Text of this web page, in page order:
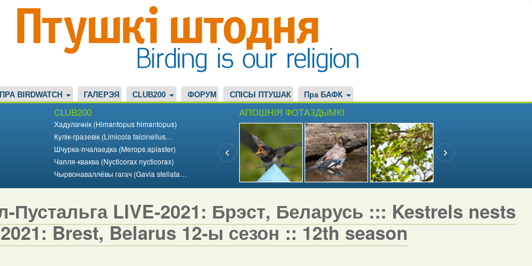
ПРА BIRDWATCH ГАЛЕРЭЯ CLUB200 ФОРУМ СПІСЫ ПТУШАК Пра БАФК
CLUB200
Хадулачнік (Himantopus himantopus)
Кулік-гразевік (Limicola falcinellus…
Шчурка-пчалаедка (Merops apiaster)
Чапля-кваква (Nycticorax nycticorax)
Чырвонаваллёвы гагач (Gavia stellata…
АПОШНІЯ ФОТАЗДЫМКІ
Пустальга LIVE-2021: Брэст, Беларусь ::: Kestrels nests
Brest, Belarus 12-ы сезон :: 12th season